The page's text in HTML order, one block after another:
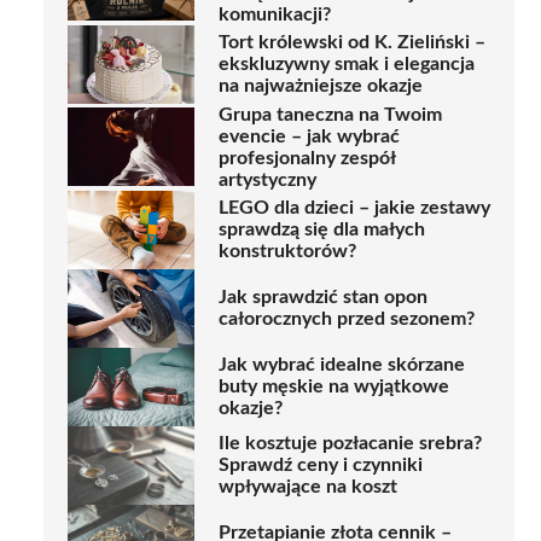
komunikacji?
Tort królewski od K. Zieliński –
ekskluzywny smak i elegancja
na najważniejsze okazje
Grupa taneczna na Twoim
evencie – jak wybrać
profesjonalny zespół
artystyczny
LEGO dla dzieci – jakie zestawy
sprawdzą się dla małych
konstruktorów?
Jak sprawdzić stan opon
całorocznych przed sezonem?
Jak wybrać idealne skórzane
buty męskie na wyjątkowe
okazje?
Ile kosztuje pozłacanie srebra?
Sprawdź ceny i czynniki
wpływające na koszt
Przetapianie złota cennik –